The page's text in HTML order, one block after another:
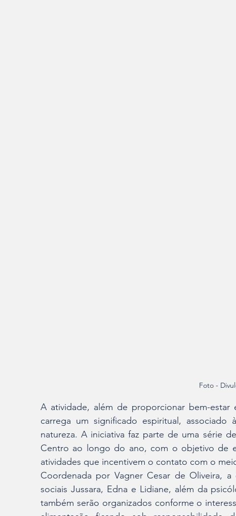
Foto -
A atividade, além de proporcionar bem-estar
carrega um significado espiritual,
natureza. A iniciativa faz parte de uma série
Centro ao longo do ano, com o objetivo de
atividades que incentivem o contato com o
Coordenada por Vagner Cesar de Oliveira,
sociais Jussara, Edna e Lidiane, além da
também serão organizados conforme o